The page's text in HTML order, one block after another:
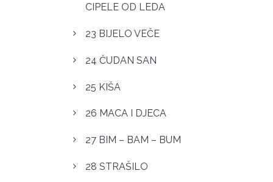
CIPELE OD LEDA
23 BIJELO VEČE
24 ČUDAN SAN
25 KIŠA
26 MACA I DJECA
27 BIM – BAM – BUM
28 STRAŠILO